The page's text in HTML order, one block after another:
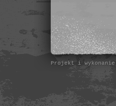
Projekt i wykonanie